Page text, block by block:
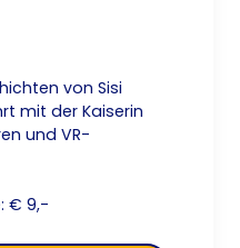
von Sisi
mit der Kaiserin
und VR-
€ 9,-